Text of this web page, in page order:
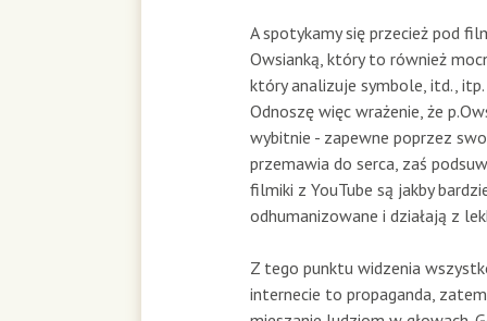
A spotykamy się przecież pod
Owsianką, który to również
który analizuje symbole, itd., itp.
Odnoszę więc wrażenie, że
wybitnie - zapewne poprzez
przemawia do serca, zaś
filmiki z YouTube są jakby
odhumanizowane i działają z
Z tego punktu widzenia
internecie to propaganda, zatem